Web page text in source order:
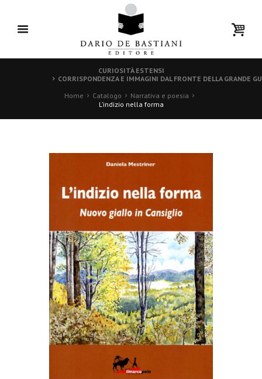
CURIOSITÀ ESTENSI
CORRISPONDENZA E IMMAGINI DAL FRONTE DELLA GRANDE
Home
Catalogo
Narrativa e poesia
L’indizio nella forma